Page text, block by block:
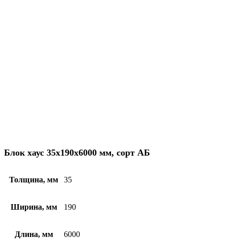
Блок хаус 35х190х6000 мм, сорт АБ
Толщина, мм 35
Ширина, мм 190
Длина, мм 6000